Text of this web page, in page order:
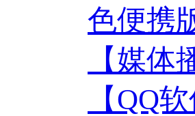
色便携
【媒体
【QQ